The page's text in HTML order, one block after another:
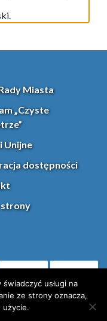
Miasta
„Czyste
Unijne
dostępności
karcie)Facebook
usługi na
ze strony oznacza,
użycie.